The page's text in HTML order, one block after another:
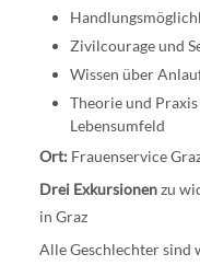
Zivilcourage und
Wissen über
Theorie und
Lebensumfeld
Ort: Frauenservice
Drei Exkursionenzu
in Graz
Alle Geschlechter sind